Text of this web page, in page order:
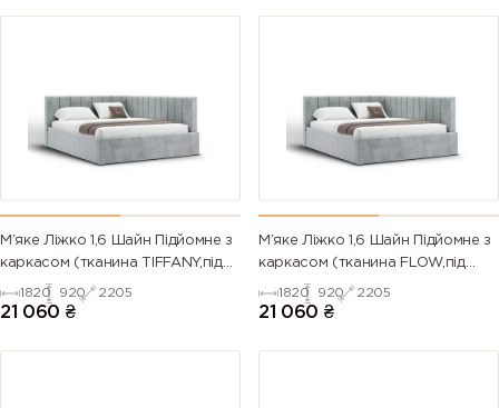
М’яке Ліжко 1,6 Шайн Підйомне з
каркасом (тканина TIFFANY,під
замовлення)
1820 920 2205
21 060 ₴
М’яке Ліжко 1,6 Шайн Підйомне з
каркасом (тканина FLOW,під
замовлення)
1820 920 2205
21 060 ₴